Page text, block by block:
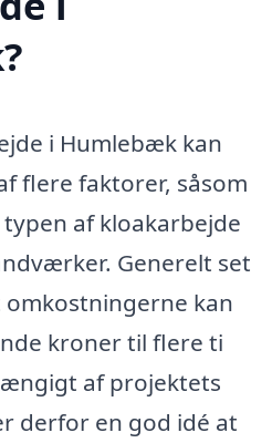
i Humlebæk kan
flere faktorer, såsom
af kloakarbejde
Generelt set
kan
kroner til flere ti
af projektets
derfor en god idé at